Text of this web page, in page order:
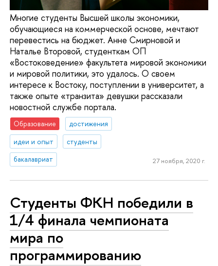
Многие студенты Высшей школы экономики,
обучающиеся на коммерческой основе, мечтают
перевестись на бюджет. Анне Смирновой и
Наталье Второвой, студенткам ОП
«Востоковедение» факультета мировой экономики
и мировой политики, это удалось. О своем
интересе к Востоку, поступлении в университет, а
также опыте «транзита» девушки рассказали
новостной службе портала.
Образование
достижения
идеи и опыт
студенты
бакалавриат
27 ноября, 2020 г.
Студенты ФКН победили в
1/4 финала чемпионата
мира по
программированию